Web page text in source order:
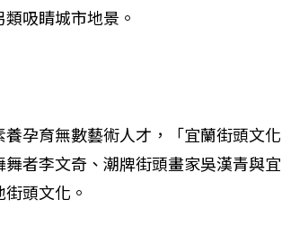
吸睛城市地景。
孕育無數藝術人才，「宜蘭街頭文化
者李文奇、潮牌街頭畫家吳漢青與宜
頭文化。